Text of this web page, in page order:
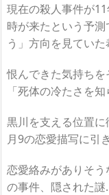
現在の殺人事件が
時が来たという予
う」方向を見ていた
恨んできた気持ちを
「死体の冷たさを知
黒川を支える位置に
月9の恋愛描写に引
恋愛絡みがありそ
の事件、隠された